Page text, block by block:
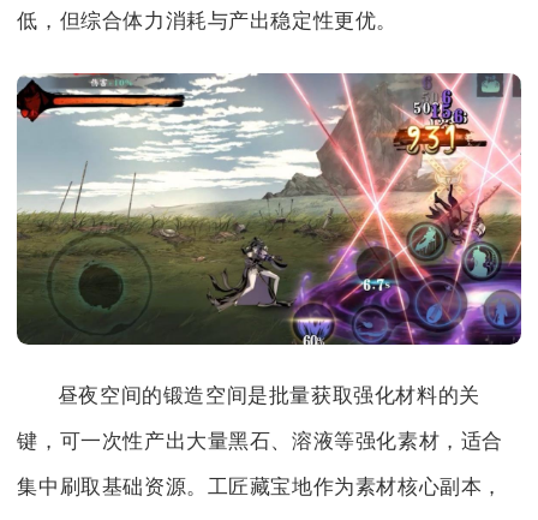
低，但综合体力消耗与产出稳定性更优。
昼夜空间的锻造空间是批量获取强化材料的关
键，可一次性产出大量黑石、溶液等强化素材，适合
集中刷取基础资源。工匠藏宝地作为素材核心副本，